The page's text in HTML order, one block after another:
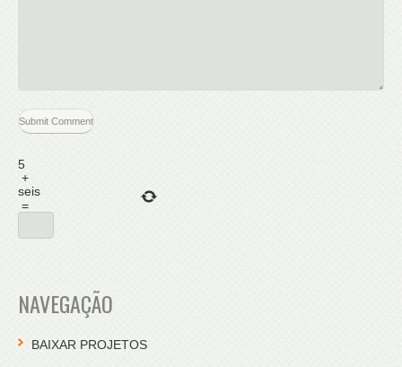
5
+
seis
=
NAVEGAÇÃO
BAIXAR PROJETOS